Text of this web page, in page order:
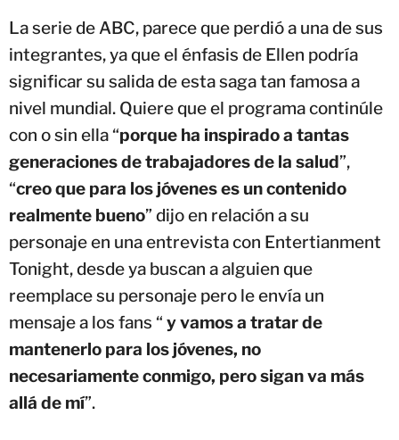
La serie de ABC, parece que perdió a una de sus
integrantes, ya que el énfasis de Ellen podría
significar su salida de esta saga tan famosa a
nivel mundial. Quiere que el programa continúle
con o sin ella “porque ha inspirado a tantas
generaciones de trabajadores de la salud”,
“creo que para los jóvenes es un contenido
realmente bueno” dijo en relación a su
personaje en una entrevista con Entertianment
Tonight, desde ya buscan a alguien que
reemplace su personaje pero le envía un
mensaje a los fans “ y vamos a tratar de
mantenerlo para los jóvenes, no
necesariamente conmigo, pero sigan va más
allá de mí”.